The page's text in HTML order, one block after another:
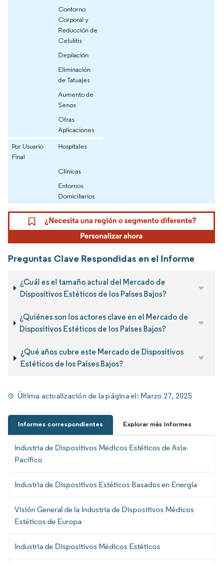
Contorno
Corporal y
Reducción de
Celulitis
Depilación
Eliminación
de Tatuajes
Aumento de
Senos
Otras
Aplicaciones
Por Usuario
Final
Hospitales
Clínicas
Entornos
Domiciliarios
Preguntas Clave Respondidas en el Informe
¿Cuál es el tamaño actual del Mercado de
Dispositivos Estéticos de los Países Bajos?
¿Quiénes son los actores clave en el Mercado de
Dispositivos Estéticos de los Países Bajos?
¿Qué años cubre este Mercado de Dispositivos
Estéticos de los Países Bajos?
Última actualización de la página el: Marzo 27, 2025
Informes correspondientes Explorar más informes
Industria de Dispositivos Médicos Estéticos de Asia-
Pacífico
Industria de Dispositivos Estéticos Basados en Energía
Visión General de la Industria de Dispositivos Médicos
Estéticos de Europa
Industria de Dispositivos Médicos Estéticos